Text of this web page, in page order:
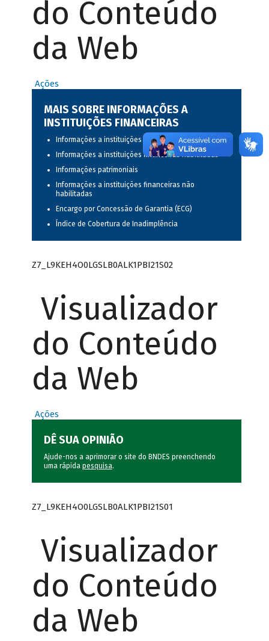
do Conteúdo
da Web
Ações
MAIS SOBRE INFORMAÇÕES A
INSTITUIÇÕES FINANCEIRAS
Informações a instituições financeiras
Informações a instituições financeiras habilitadas
Informações patrimoniais
Informações a instituições financeiras não
habilitadas
Encargo por Concessão de Garantia (ECG)
Índice de Cobertura de Inadimplência
Z7_L9KEH4O0LGSLB0ALK1PBI21S02
Visualizador
do Conteúdo
da Web
Ações
DÊ SUA OPINIÃO
Ajude-nos a aprimorar o site do BNDES preenchendo
uma rápida pesquisa.
Z7_L9KEH4O0LGSLB0ALK1PBI21S01
Visualizador
do Conteúdo
da Web